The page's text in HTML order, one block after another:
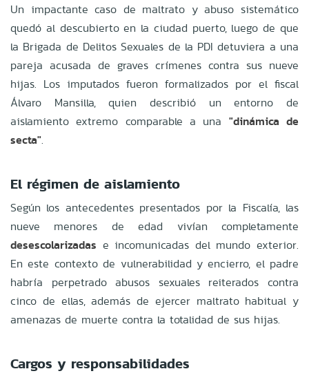
Un impactante caso de maltrato y abuso sistemático
quedó al descubierto en la ciudad puerto, luego de que
la Brigada de Delitos Sexuales de la PDI detuviera a una
pareja acusada de graves crímenes contra sus nueve
hijas. Los imputados fueron formalizados por el fiscal
Álvaro Mansilla, quien describió un entorno de
aislamiento extremo comparable a una "dinámica de
secta".
El régimen de aislamiento
Según los antecedentes presentados por la Fiscalía, las
nueve menores de edad vivían completamente
desescolarizadas e incomunicadas del mundo exterior.
En este contexto de vulnerabilidad y encierro, el padre
habría perpetrado abusos sexuales reiterados contra
cinco de ellas, además de ejercer maltrato habitual y
amenazas de muerte contra la totalidad de sus hijas.
Cargos y responsabilidades